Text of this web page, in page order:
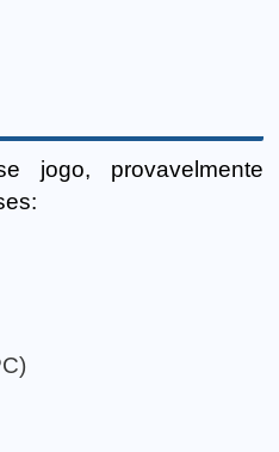
jogo, provavelmente